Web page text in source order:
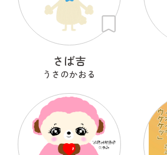
さば吉
うさのかおる